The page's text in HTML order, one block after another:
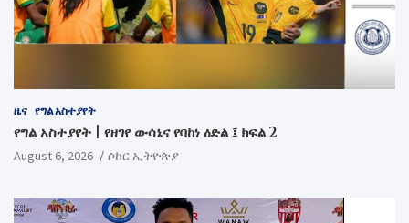
ዜና የግል አስተያየት
የግል አስተያየት | የዘገየ ውሳኔና የባከነ ዕድል ፤ ክፍል 2
August 6, 2026 ሶከር ኢትዮጵያ